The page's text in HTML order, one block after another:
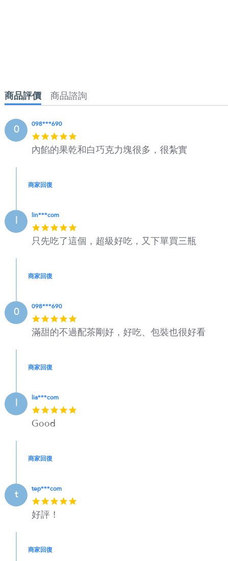
商品評價 商品諮詢
0 098***690
star
rating
內餡的果乾和白巧克力塊很多，很紮實
商家回復
l lin***com
star
rating
只先吃了這個，超級好吃，又下單買三瓶
商家回復
0 098***690
star
rating
滿甜的不過配茶剛好，好吃、包裝也很好看
商家回復
l lia***com
Good
商家回復
t tep***com
好評！
商家回復